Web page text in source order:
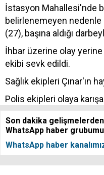
İstasyon Mahallesi'nde
belirlenemeyen nedenle
(27), başına aldığı
İhbar üzerine olay yerine
ekibi sevk edildi.
Sağlık ekipleri Çınar'ın
Polis ekipleri olaya
Son dakika
WhatsApp haber
WhatsApp haber